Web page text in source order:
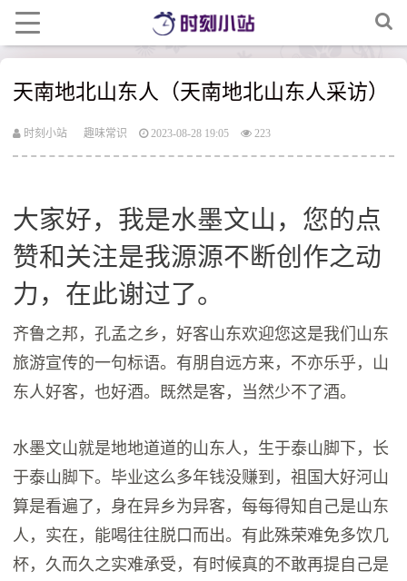
天南地北山东人（天南地北山东人采访）
时刻小站 趣味常识 2023-08-28 19:05 223
大家好，我是水墨文山，您的点
赞和关注是我源源不断创作之动
力，在此谢过了。
齐鲁之邦，孔孟之乡，好客山东欢迎您这是我们山东
旅游宣传的一句标语。有朋自远方来，不亦乐乎，山
东人好客，也好酒。既然是客，当然少不了酒。
水墨文山就是地地道道的山东人，生于泰山脚下，长
于泰山脚下。毕业这么多年钱没赚到，祖国大好河山
算是看遍了，身在异乡为异客，每每得知自己是山东
人，实在，能喝往往脱口而出。有此殊荣难免多饮几
杯，久而久之实难承受，有时候真的不敢再提自己是